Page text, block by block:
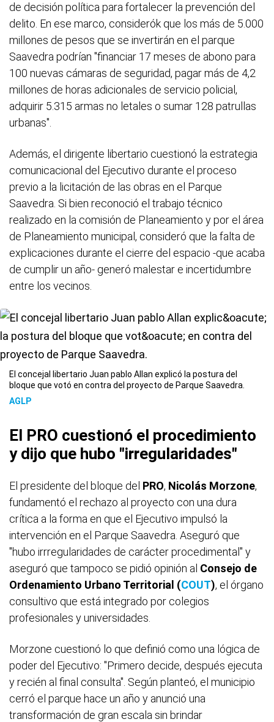
de decisión política para fortalecer la prevención del
delito. En ese marco, considerók que los más de 5.000
millones de pesos que se invertirán en el parque
Saavedra podrían "financiar 17 meses de abono para
100 nuevas cámaras de seguridad, pagar más de 4,2
millones de horas adicionales de servicio policial,
adquirir 5.315 armas no letales o sumar 128 patrullas
urbanas".
Además, el dirigente libertario cuestionó la estrategia
comunicacional del Ejecutivo durante el proceso
previo a la licitación de las obras en el Parque
Saavedra. Si bien reconoció el trabajo técnico
realizado en la comisión de Planeamiento y por el área
de Planeamiento municipal, consideró que la falta de
explicaciones durante el cierre del espacio -que acaba
de cumplir un año- generó malestar e incertidumbre
entre los vecinos.
El concejal libertario Juan pablo Allan explicó la postura del
bloque que votó en contra del proyecto de Parque Saavedra.
AGLP
El PRO cuestionó el procedimiento
y dijo que hubo "irregularidades"
El presidente del bloque del PRO, Nicolás Morzone,
fundamentó el rechazo al proyecto con una dura
crítica a la forma en que el Ejecutivo impulsó la
intervención en el Parque Saavedra. Aseguró que
"hubo irrregularidades de carácter procedimental" y
aseguró que tampoco se pidió opinión al Consejo de
Ordenamiento Urbano Territorial (COUT), el órgano
consultivo que está integrado por colegios
profesionales y universidades.
Morzone cuestionó lo que definió como una lógica de
poder del Ejecutivo: "Primero decide, después ejecuta
y recién al final consulta". Según planteó, el municipio
cerró el parque hace un año y anunció una
transformación de gran escala sin brindar